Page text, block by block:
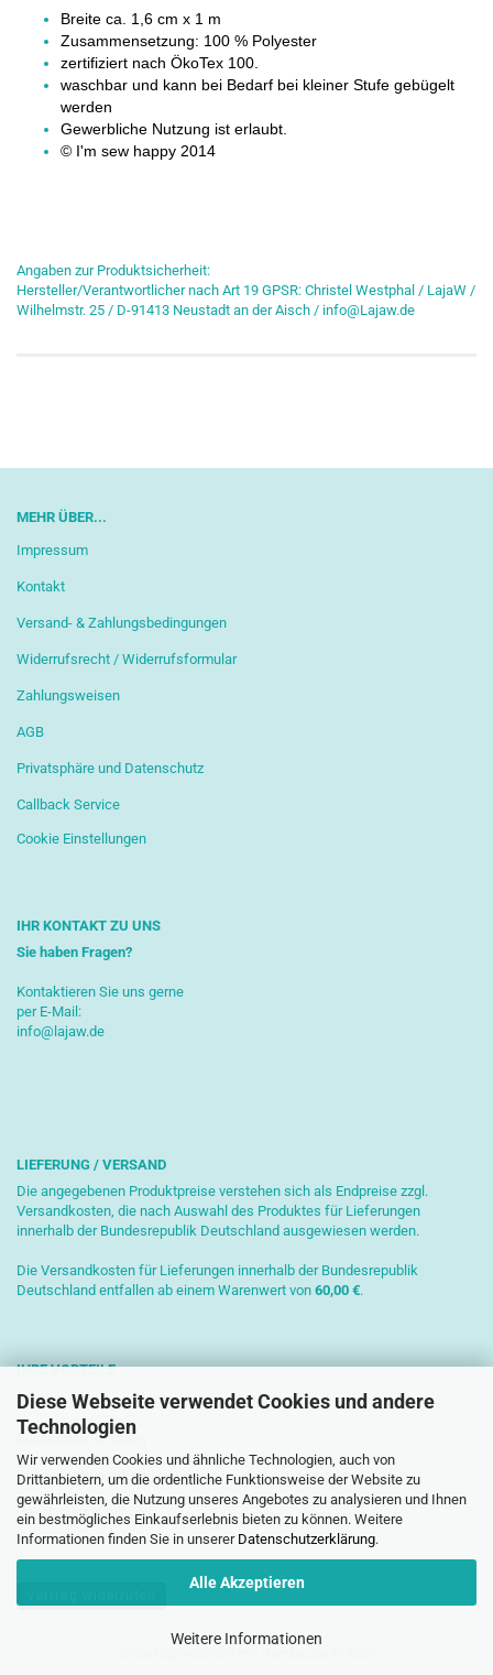
Diese Webseite verwendet Cookies und andere
Technologien
Wir verwenden Cookies und ähnliche Technologien, auch von
Drittanbietern, um die ordentliche Funktionsweise der Website zu
gewährleisten, die Nutzung unseres Angebotes zu analysieren und Ihnen
ein bestmögliches Einkaufserlebnis bieten zu können. Weitere
Informationen finden Sie in unserer Datenschutzerklärung.
Alle Akzeptieren
Weitere Informationen
Breite ca. 1,6 cm x 1 m
Zusammensetzung: 100 % Polyester
zertifiziert nach ÖkoTex 100.
waschbar und kann bei Bedarf bei kleiner Stufe gebügelt
werden
Gewerbliche Nutzung ist erlaubt.
© I'm sew happy 2014
Angaben zur Produktsicherheit:
Hersteller/Verantwortlicher nach Art 19 GPSR: Christel Westphal / LajaW /
Wilhelmstr. 25 / D-91413 Neustadt an der Aisch / info@Lajaw.de
MEHR ÜBER...
Impressum
Kontakt
Versand- & Zahlungsbedingungen
Widerrufsrecht / Widerrufsformular
Zahlungsweisen
AGB
Privatsphäre und Datenschutz
Callback Service
Cookie Einstellungen
IHR KONTAKT ZU UNS
Sie haben Fragen?
Kontaktieren Sie uns gerne
per E-Mail:
info@lajaw.de
LIEFERUNG / VERSAND
Die angegebenen Produktpreise verstehen sich als Endpreise zzgl.
Versandkosten, die nach Auswahl des Produktes für Lieferungen
innerhalb der Bundesrepublik Deutschland ausgewiesen werden.
Die Versandkosten für Lieferungen innerhalb der Bundesrepublik
Deutschland entfallen ab einem Warenwert von 60,00 €.
IHRE VORTEILE
Sichere Zahlung mit SSL-Verschlüsselung
Kostenlose Beratung
Schnelle Versendung
Paketversand mit DHL